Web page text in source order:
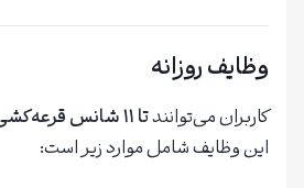
وظایف روزانه
کاربران می‌توانندتا ۱۱ شانس قرعه‌کشی روزانه
این وظایف شامل موارد زیر است: